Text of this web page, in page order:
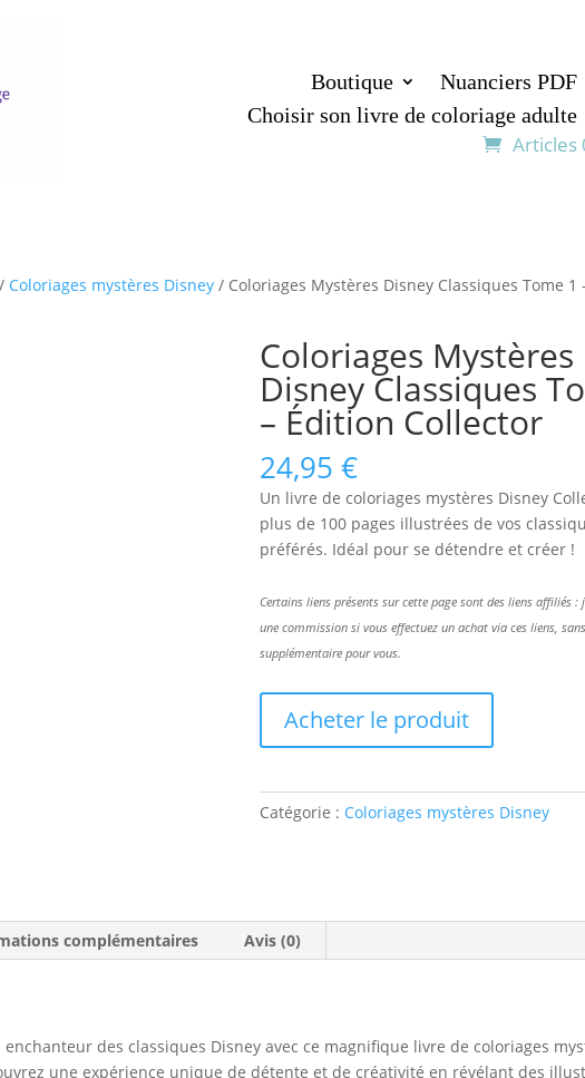
Boutique Nuanciers PDF
Choisir son livre de coloriage adulte
Articles
/ Coloriages mystères Disney / Coloriages Mystères Disney Classiques Tome 1
Coloriages Mystères
Disney Classiques
– Édition Collector
24,95€
Un livre de coloriages mystères Disney
plus de 100 pages illustrées de vos
préférés. Idéal pour se détendre et créer !
Certains liens présents sur cette page sont des liens affiliés :
une commission si vous effectuez un achat via ces liens,
supplémentaire pour vous.
Acheter le produit
Catégorie : Coloriages mystères Disney
complémentaires Avis (0)
enchanteur des classiques Disney avec ce magnifique livre de coloriages
une expérience unique de détente et de créativité en révélant des